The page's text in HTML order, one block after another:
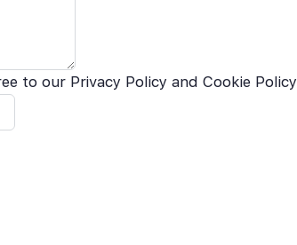
to our Privacy Policy and Cookie Policy